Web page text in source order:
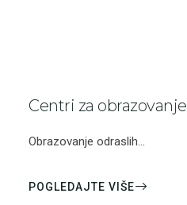
Centri za
Obrazovanje odraslih...
POGLEDAJTE VIŠE